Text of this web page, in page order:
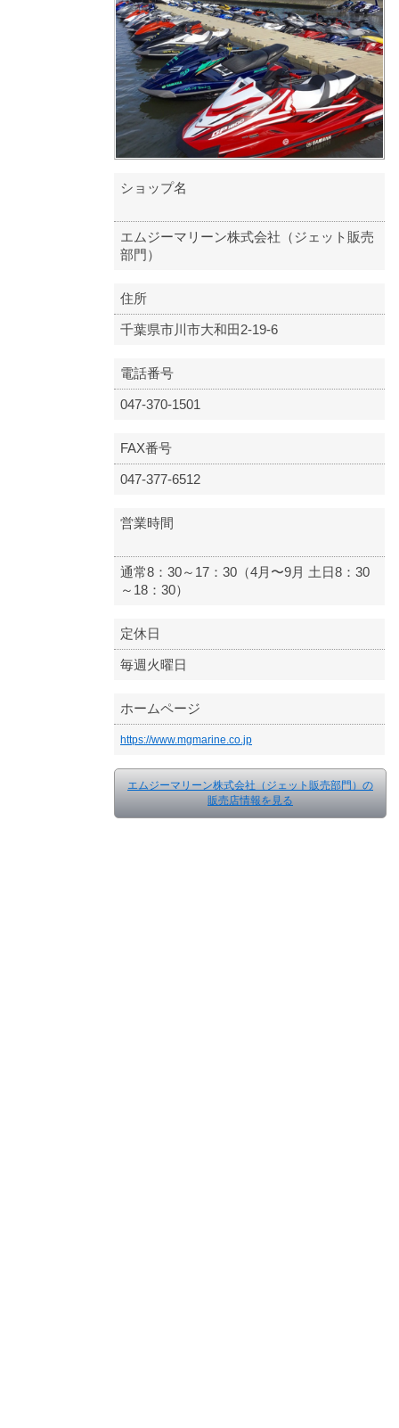
ショップ名
エムジーマリーン株式会社（ジェット販売
部門）
住所
千葉県市川市大和田2-19-6
電話番号
047-370-1501
FAX番号
047-377-6512
営業時間
通常8：30～17：30（4月〜9月 土日8：30
～18：30）
定休日
毎週火曜日
ホームページ
https://www.mgmarine.co.jp
エムジーマリーン株式会社（ジェット販売部門）の
販売店情報を見る